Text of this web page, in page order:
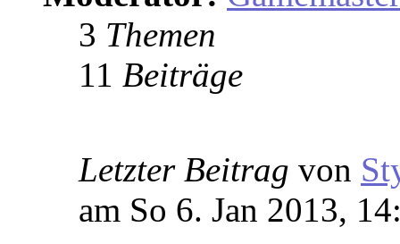
3 Themen
11 Beiträge
Letzter Beitrag von
am So 6. Jan 2013,